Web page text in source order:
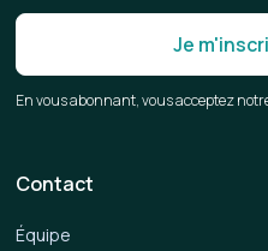
En vous abonnant, vous acceptez
Contact
Équipe